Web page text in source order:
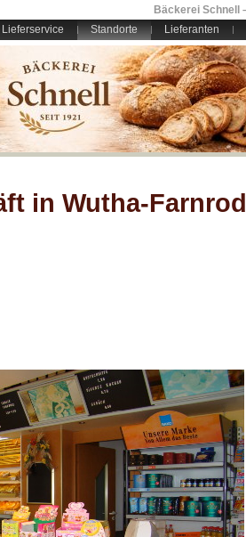
Bäckerei Schnell
Lieferservice Standorte Lieferanten
in Wutha-